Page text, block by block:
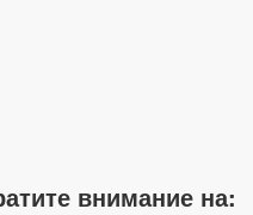
внимание на: